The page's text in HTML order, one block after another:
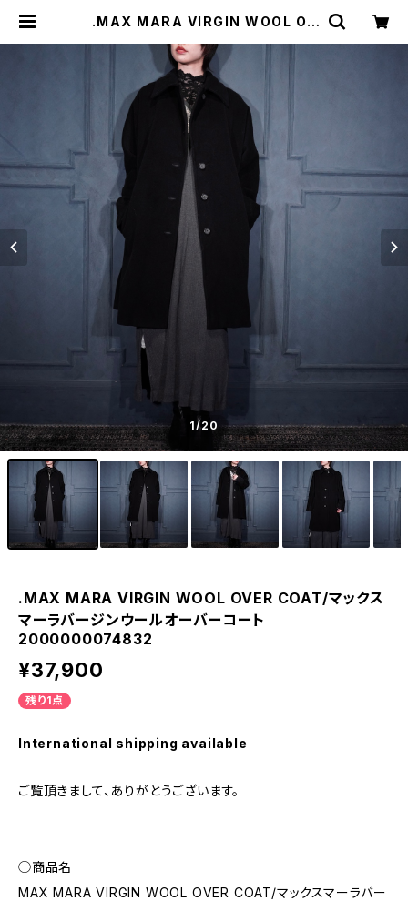
.MAX MARA VIRGIN WOOL OV
ールオーバーコート 2000000074
832 | Titti Vintage
1/20
.MAX MARA VIRGIN WOOL OVER COAT/マックス
マーラバージンウールオーバーコート
2000000074832
¥37,900
残り1点
International shipping available
ご覧頂きまして、ありがとうございます。
◯商品名
MAX MARA VIRGIN WOOL OVER COAT/マックスマーラバー